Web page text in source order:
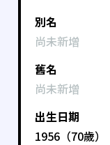
別名
尚未新增
舊名
尚未新增
出生日期
1956（70歲）